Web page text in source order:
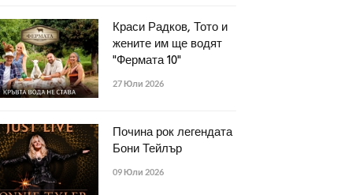
Краси Радков, Тото и
жените им ще водят
"Фермата 10"
27 Юли 2026
Почина рок легендата
Бони Тейлър
09 Юли 2026